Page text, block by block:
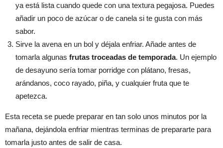
ya está lista cuando quede con una textura pegajosa. Puedes
añadir un poco de azúcar o de canela si te gusta con más
sabor.
Sirve la avena en un bol y déjala enfriar. Añade antes de
tomarla algunas frutas troceadas de temporada. Un ejemplo
de desayuno sería tomar porridge con plátano, fresas,
arándanos, coco rayado, piña, y cualquier fruta que te
apetezca.
Esta receta se puede preparar en tan solo unos minutos por la
mañana, dejándola enfriar mientras terminas de prepararte para
tomarla justo antes de salir de casa.